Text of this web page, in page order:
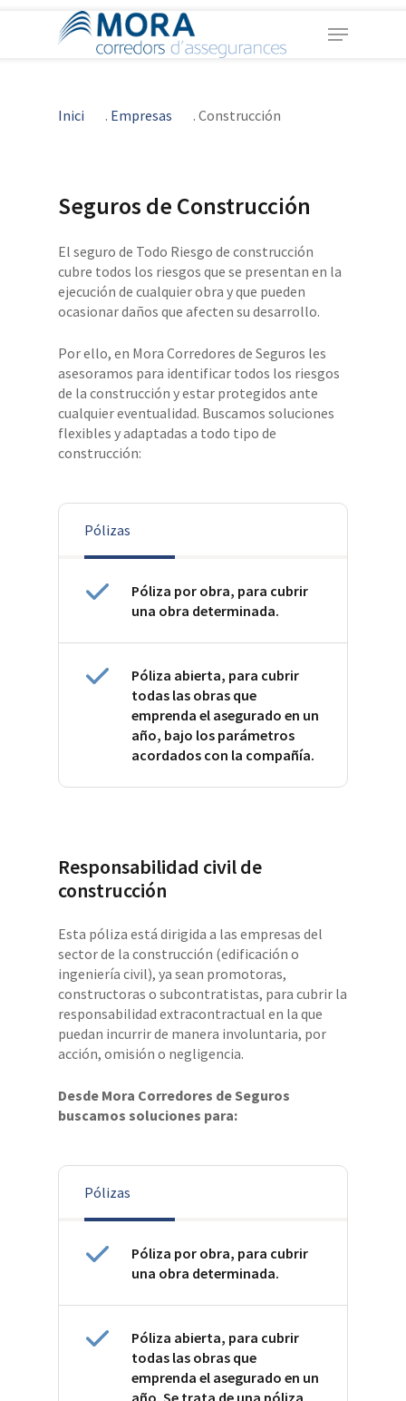
Menu
Inici . Empresas . Construcción
Seguros de Construcción
El seguro de Todo Riesgo de construcción
cubre todos los riesgos que se presentan en la
ejecución de cualquier obra y que pueden
ocasionar daños que afecten su desarrollo.
Por ello, en Mora Corredores de Seguros les
asesoramos para identificar todos los riesgos
de la construcción y estar protegidos ante
cualquier eventualidad. Buscamos soluciones
flexibles y adaptadas a todo tipo de
construcción:
Pólizas
Póliza por obra, para cubrir
una obra determinada.
Póliza abierta, para cubrir
todas las obras que
emprenda el asegurado en un
año, bajo los parámetros
acordados con la compañía.
Responsabilidad civil de
construcción
Esta póliza está dirigida a las empresas del
sector de la construcción (edificación o
ingeniería civil), ya sean promotoras,
constructoras o subcontratistas, para cubrir la
responsabilidad extracontractual en la que
puedan incurrir de manera involuntaria, por
acción, omisión o negligencia.
Desde Mora Corredores de Seguros
buscamos soluciones para:
Pólizas
Póliza por obra, para cubrir
una obra determinada.
Póliza abierta, para cubrir
todas las obras que
emprenda el asegurado en un
año. Se trata de una póliza